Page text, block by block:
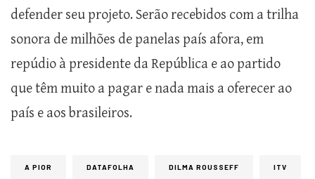
defender seu projeto. Serão recebidos com a trilha
sonora de milhões de panelas país afora, em
repúdio à presidente da República e ao partido
que têm muito a pagar e nada mais a oferecer ao
país e aos brasileiros.
A PIOR DATAFOLHA DILMA ROUSSEFF ITV